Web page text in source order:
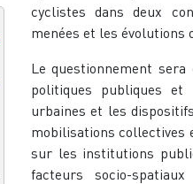
cyclistes dans deux
menées et les évolutions
Le questionnement
politiques publiques et
urbaines et les
mobilisations collectives
sur les institutions
facteurs socio-